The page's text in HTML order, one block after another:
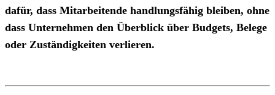
dafür, dass Mitarbeitende handlungsfähig bleiben, ohne
dass Unternehmen den Überblick über Budgets, Belege
oder Zuständigkeiten verlieren.